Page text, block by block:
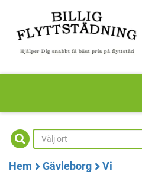
Hem Gävleborg Vi